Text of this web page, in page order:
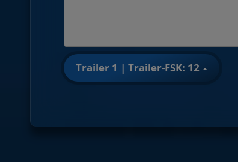
Trailer 1 | Trailer-FSK: 12